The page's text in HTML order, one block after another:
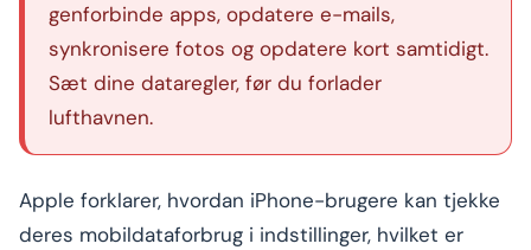
genforbinde apps, opdatere e-mails,
synkronisere fotos og opdatere kort samtidigt.
Sæt dine dataregler, før du forlader
lufthavnen.
Apple forklarer, hvordan iPhone-brugere kan tjekke
deres mobildataforbrug i indstillinger, hvilket er